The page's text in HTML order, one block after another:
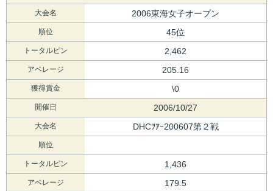
大会名 2006東海女子オープン
順位 45位
トータルピン 2,462
アベレージ 205.16
獲得賞金 \0
開催日 2006/10/27
大会名 DHCﾂｱｰ200607第２戦
順位
トータルピン 1,436
アベレージ 179.5